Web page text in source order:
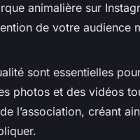
animalière sur
de votre audience
sont essentielles
photos et des vidéos
l’association, créant